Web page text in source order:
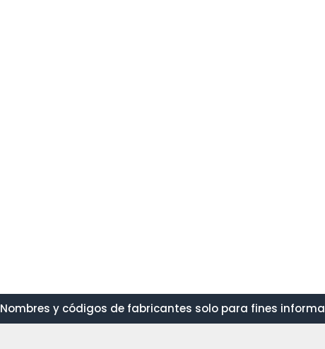
Nombres y códigos de fabricantes solo para fines